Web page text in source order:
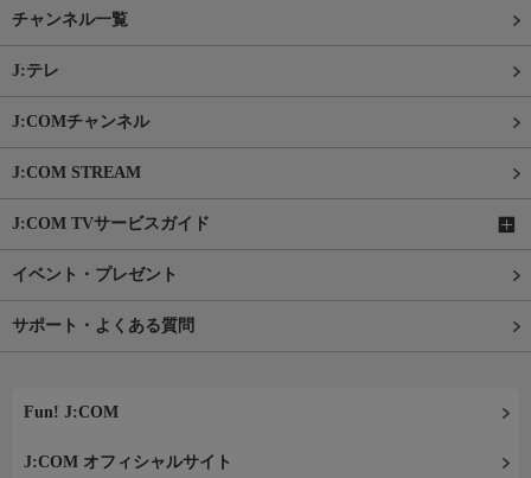
チャンネル一覧
J:テレ
J:COMチャンネル
J:COM STREAM
J:COM TVサービスガイド
イベント・プレゼント
サポート・よくある質問
Fun! J:COM
J:COM オフィシャルサイト